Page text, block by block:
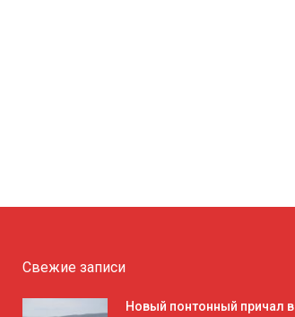
Свежие записи
Новый понтонный причал в